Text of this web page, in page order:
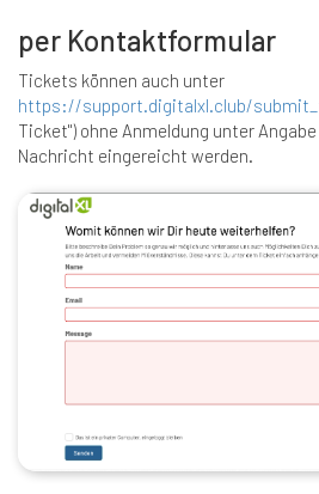
per Kontaktformular
Tickets können auch unter
https://support.digitalxl.club/
Ticket") ohne Anmeldung unter
Nachricht eingereicht werden.